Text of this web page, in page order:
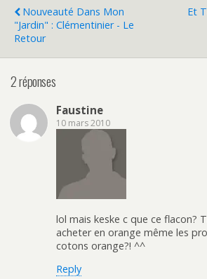
Nouveauté Dans Mon
"jardin" : Clémentinier - Le
Retour
Et
2 réponses
Faustine
10 mars 2010
lol mais keske c que ce flacon?
acheter en orange même les
cotons orange?! ^^
Reply